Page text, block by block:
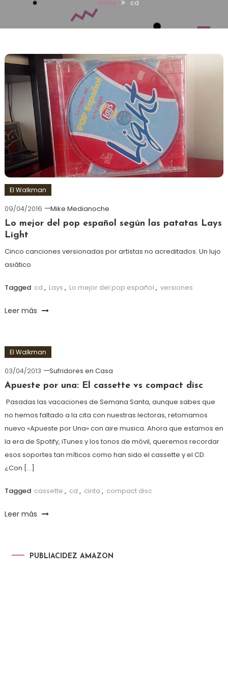
Home cd
El Walkman
09/04/2016
Mike Medianoche
Lo mejor del pop español según las patatas Lays
Light
Cinco canciones versionadas por artistas no acreditados. Un lujo
asiático
Tagged cd , Lays , Lo mejor del pop español , versiones
Leer más
El Walkman
03/04/2013
Sufridores en Casa
Apueste por una: El cassette vs compact disc
Pasadas las vacaciones de Semana Santa, aunque sabes que
no hemos faltado a la cita con nuestras lectoras, retomamos
nuevo «Apueste por Una» con aire musica. Ahora que estamos en
la era de Spotify, iTunes y los tonos de móvil, queremos recordar
esos soportes tan míticos como han sido el cassette y el CD.
¿Con […]
Tagged cassette , cd , cinta , compact disc
Leer más
PUBLIACIDEZ AMAZON